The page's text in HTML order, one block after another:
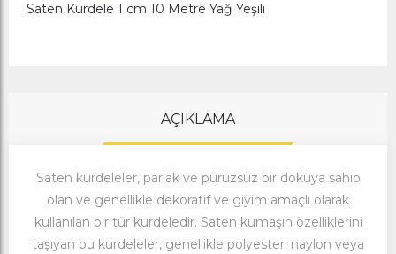
Saten Kurdele 1 cm 10 Metre Yağ Yeşili
AÇIKLAMA
Saten kurdeleler, parlak ve pürüzsüz bir dokuya sahip
olan ve genellikle dekoratif ve giyim amaçlı olarak
kullanılan bir tür kurdeledir. Saten kumaşın özelliklerini
taşıyan bu kurdeleler, genellikle polyester, naylon veya